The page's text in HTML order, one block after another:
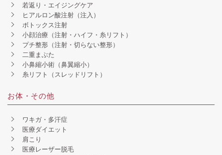
若返り・エイジングケア
ヒアルロン酸注射（注入）
ボトックス注射
小顔治療（注射・ハイフ・糸リフト）
プチ整形（注射・切らない整形）
二重まぶた
小鼻縮小術（鼻翼縮小）
糸リフト（スレッドリフト）
お体・その他
ワキガ・多汗症
医療ダイエット
肩こり
医療レーザー脱毛